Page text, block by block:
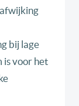
bij lage
is voor het